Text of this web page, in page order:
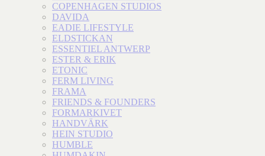
COPENHAGEN STUDIOS
DAVIDA
EADIE LIFESTYLE
ELDSTICKAN
ESSENTIEL ANTWERP
ESTER & ERIK
ETONIC
FERM LIVING
FRAMA
FRIENDS & FOUNDERS
FORMARKIVET
HANDVÄRK
HEIN STUDIO
HUMBLE